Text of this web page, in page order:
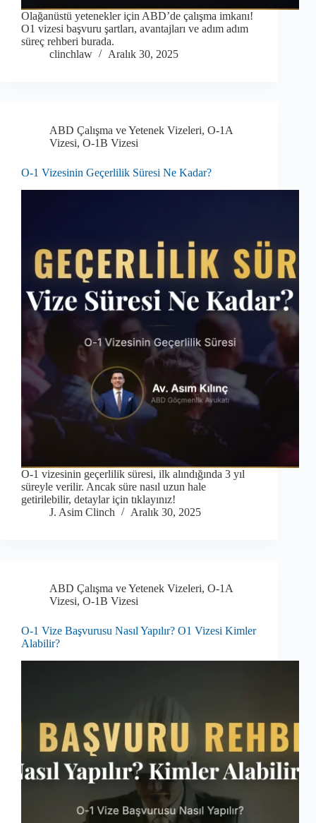
Olağanüstü yetenekler için ABD’de çalışma imkanı!
O1 vizesi başvuru şartları, avantajları ve adım adım
süreç rehberi burada.
clinchlaw
Aralık 30, 2025
ABD Çalışma ve Yetenek Vizeleri, O-1A
Vizesi, O-1B Vizesi
O-1 Vizesinin Geçerlilik Süresi Ne Kadar?
O-1 vizesinin geçerlilik süresi, ilk alındığında 3 yıl
süreyle verilir. Ancak süre nasıl uzun hale
getirilebilir, detaylar için tıklayınız!
J. Asim Clinch
Aralık 30, 2025
ABD Çalışma ve Yetenek Vizeleri, O-1A
Vizesi, O-1B Vizesi
O-1 Vize Başvurusu Nasıl Yapılır? O1 Vizesi Kimler
Alabilir?